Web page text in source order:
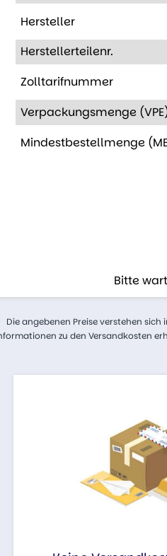
Hersteller
Herstellerteilenr.
Zolltarifnummer
Verpackungsmenge
Mindestbestellmenge
Bitte
Die angebenen Preise verstehen sich
zu den Versandkosten